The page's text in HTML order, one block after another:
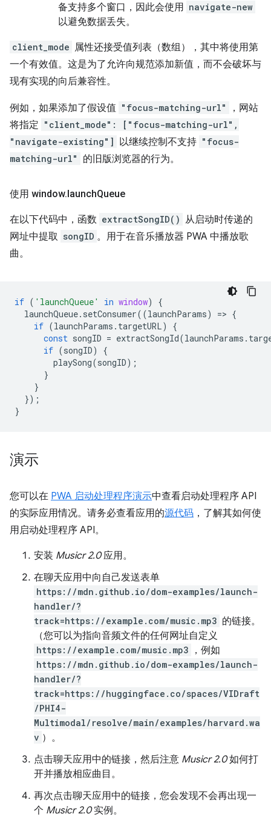
备支持多个窗口，因此会使用 navigate-new
以避免数据丢失。
client_mode 属性还接受值列表（数组），其中将使用第
一个有效值。这是为了允许向规范添加新值，而不会破坏与
现有实现的向后兼容性。
例如，如果添加了假设值 "focus-matching-url"
，网站
将指定 "client_mode": ["focus-matching-url",
"navigate-existing"] 以继续控制不支持 "focus-
matching-url"
的旧版浏览器的行为。
使用 window.launchQueue
在以下代码中，函数 extractSongID() 从启动时传递的
网址中提取 songID 。用于在音乐播放器 PWA 中播放歌
曲。
if ( 'launchQueue' in window)
{
launchQueue. setConsumer((launchParams) => {
if (launchParams . targetURL)
{
const songID = extractSongId(launchParams .
if (songID)
{
playSong(songID);
}
}
});
}
演示
您可以在 PWA 启动处理程序演示中查看启动处理程序 API
的实际应用情况。请务必查看应用的源代码 ，了解其如何使
用启动处理程序 API。
安装 Musicr 2.0应用。
在聊天应用中向自己发送表单
https://mdn.github.io/dom-examples/launch-
handler/?
track=https://example.com/music.mp3 的链接。
（您可以为指向音频文件的任何网址自定义
https://example.com/music.mp3 ，例如
https://mdn.github.io/dom-examples/launch-
handler/?
track=https://huggingface.co/spaces/VIDraft
/PHI4-
Multimodal/resolve/main/examples/harvard.wa
v ）。
点击聊天应用中的链接，然后注意 Musicr 2.0如何打
开并播放相应曲目。
再次点击聊天应用中的链接，您会发现不会再出现一
个 Musicr 2.0实例。